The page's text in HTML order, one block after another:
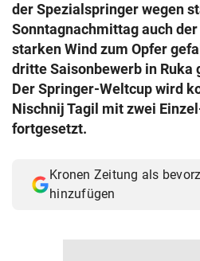
© Krone Multimedia GmbH & Co KG
Muthgasse 2, 1190 Wien
der Spezialspringer wegen
Sonntagnachmittag auch
starken Wind zum Opfer
dritte Saisonbewerb in Ruka
Der Springer-Weltcup wird
Nischnij Tagil mit zwei
fortgesetzt.
Kronen Zeitung als
hinzufügen